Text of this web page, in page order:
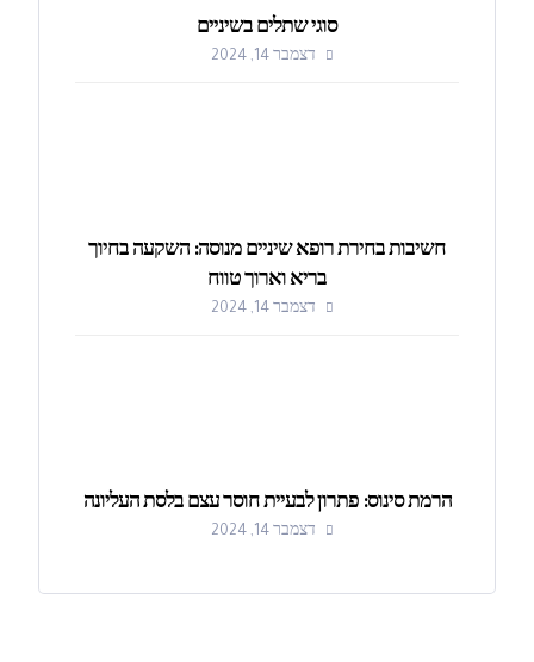
סוגי שתלים בשיניים
דצמבר 14, 2024
חשיבות בחירת רופא שיניים מנוסה: השקעה בחיוך
בריא וארוך טווח
דצמבר 14, 2024
הרמת סינוס: פתרון לבעיית חוסר עצם בלסת העליונה
דצמבר 14, 2024